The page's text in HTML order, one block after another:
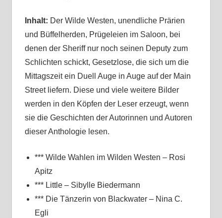
Inhalt: Der Wilde Westen, unendliche Prärien
und Büffelherden, Prügeleien im Saloon, bei
denen der Sheriff nur noch seinen Deputy zum
Schlichten schickt, Gesetzlose, die sich um die
Mittagszeit ein Duell Auge in Auge auf der Main
Street liefern. Diese und viele weitere Bilder
werden in den Köpfen der Leser erzeugt, wenn
sie die Geschichten der Autorinnen und Autoren
dieser Anthologie lesen.
*** Wilde Wahlen im Wilden Westen – Rosi
Apitz
*** Little – Sibylle Biedermann
*** Die Tänzerin von Blackwater – Nina C.
Egli